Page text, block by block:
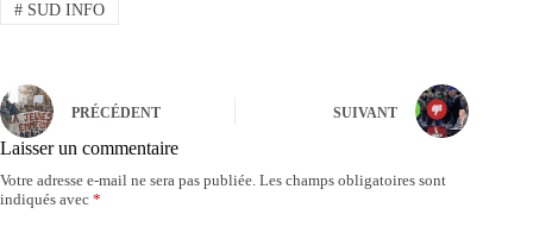
#SUD INFO
PRÉCÉDENT SUIVANT
Laisser un commentaire
Votre adresse e-mail ne sera pas publiée. Les champs obligatoires sont
indiqués avec *